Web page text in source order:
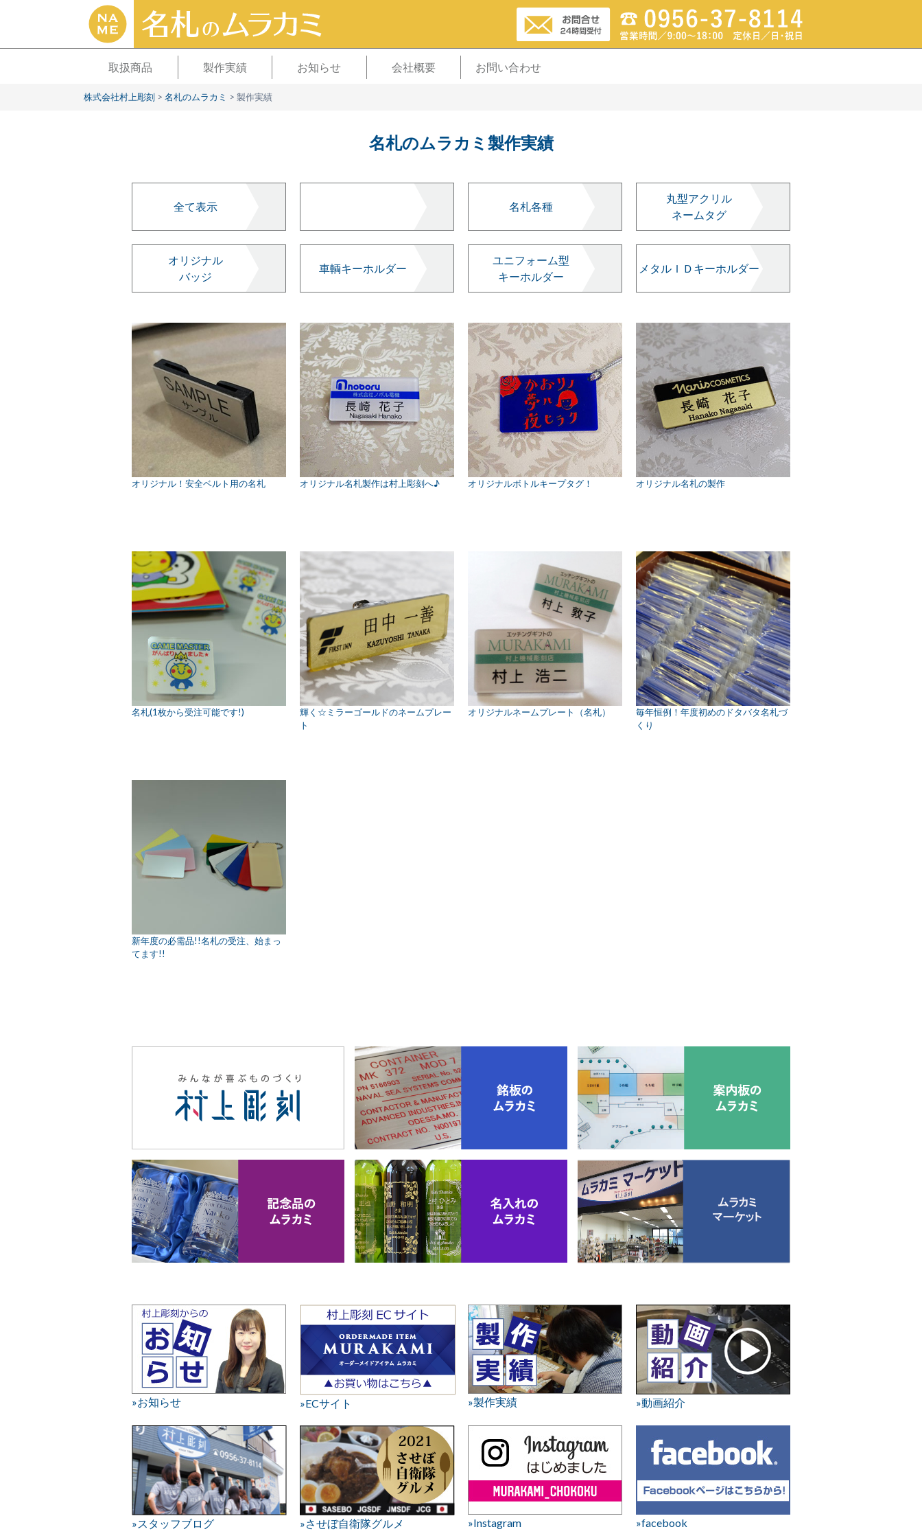
取扱商品 製作実績 お知らせ 会社概要 お問い合わせ
株式会社村上彫刻 > 名札のムラカミ > 製作実績
名札のムラカミ製作実績
全て表示 名札各種
丸型アクリル
ネームタグ
オリジナル
バッジ
車輌キーホルダー
ユニフォーム型
キーホルダー
メタルＩＤキーホルダー
オリジナル！安全ベルト用の名札 オリジナル名札製作は村上彫刻へ♪ オリジナルボトルキープタグ！ オリジナル名札の製作
名札(1枚から受注可能です!)
輝く☆ミラーゴールドのネームプレー
ト
オリジナルネームプレート（名札）
毎年恒例！年度初めのドタバタ名札づ
くり
新年度の必需品!!名札の受注、始まっ
てます!!
»お知らせ »ECサイト »製作実績 »動画紹介
»スタッフブログ »させぼ自衛隊グルメ »Instagram »facebook